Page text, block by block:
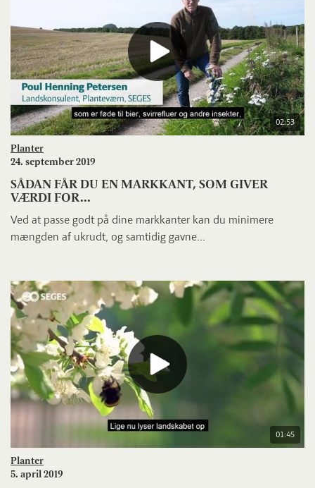
02:53
Planter
24. september 2019
SÅDAN FÅR DU EN MARKKANT, SOM GIVER
VÆRDI FOR...
Ved at passe godt på dine markkanter kan du minimere
mængden af ukrudt, og samtidig gavne...
01:45
Planter
5. april 2019